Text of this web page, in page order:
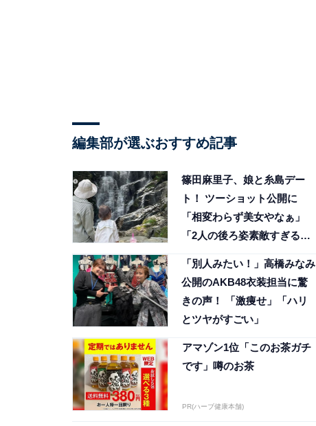
編集部が選ぶおすすめ記事
篠田麻里子、娘と糸島デー
ト！ ツーショット公開に
「相変わらず美女やなぁ」
「2人の後ろ姿素敵すぎるで
「別人みたい！」高橋みなみ
公開のAKB48衣装担当に驚
きの声！ 「激痩せ」「ハリ
とツヤがすごい」
アマゾン1位「このお茶ガチ
です」噂のお茶
PR(ハーブ健康本舗)